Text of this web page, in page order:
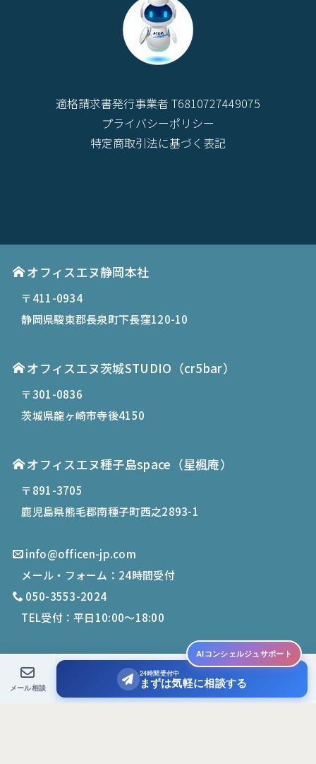
適格請求書発行事業者 T6810727449075
プライバシーポリシー
特定商取引法に基づく表記
オフィスエヌ静岡本社
〒411-0934
静岡県駿東郡長泉町下長窪120-10
オフィスエヌ茨城STUDIO（cr5bar）
〒301-0836
茨城県龍ヶ崎市寺後4150
オフィスエヌ種子島space （星楓庵）
〒891-3705
鹿児島県熊毛郡南種子町西之2893-1
info@officen-jp.com
メール・フォーム：24時間受付
050-3553-2024
TEL受付：平日10:00〜18:00
2026Office N. All Rights Reserved.
AIコンシェルジュサポート
メール相談
24時間受付中
まずは気軽に相談する